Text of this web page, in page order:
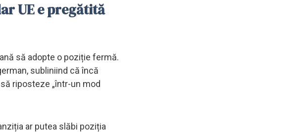
UE e pregătită
să adopte o poziție fermă.
subliniind că încă
riposteze „într-un mod
ar putea slăbi poziția